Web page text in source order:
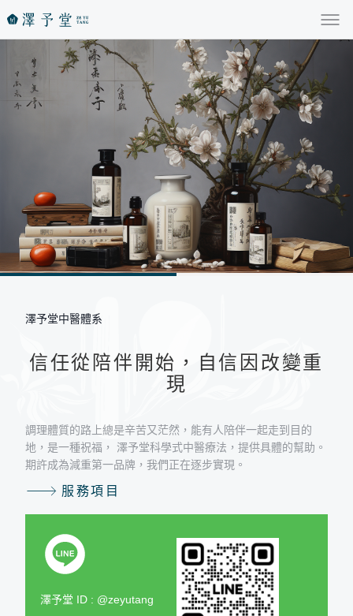
澤予堂中醫體系
信任從陪伴開始，自信因改變重
現
調理體質的路上總是辛苦又茫然，能有人陪伴一起走到目的
地，是一種祝福， 澤予堂科學式中醫療法，提供具體的幫助。
期許成為減重第一品牌，我們正在逐步實現。
服務項目
澤予堂 ID : @zeyutang